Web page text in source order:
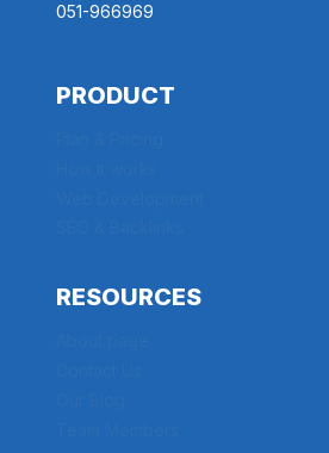
051-966969
PRODUCT
RESOURCES